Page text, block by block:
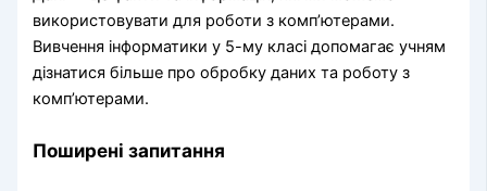
використовувати для роботи з комп’ютерами.
Вивчення інформатики у 5-му класі допомагає учням
дізнатися більше про обробку даних та роботу з
комп’ютерами.
Поширені запитання